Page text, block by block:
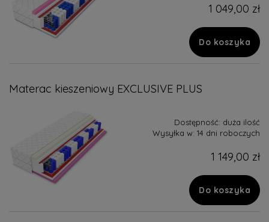
1 049,00 zł
Do koszyka
Materac kieszeniowy EXCLUSIVE PLUS
Dostępność: duża ilość
Wysyłka w: 14 dni roboczych
1 149,00 zł
Do koszyka